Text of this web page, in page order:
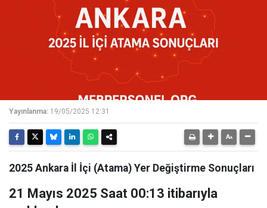
Yayınlanma: 19/05/2025 12:31
2025 Ankara İl İçi (Atama) Yer Değiştirme Sonuçları
21 Mayıs 2025 Saat 00:13 itibarıyla